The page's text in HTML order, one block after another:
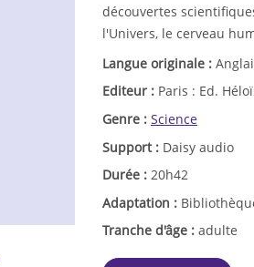
découvertes
l'Univers, le cerveau
Langue originale :
Editeur : Paris : Ed.
Genre : Science
Support : Daisy audio
Durée : 20h42
Adaptation :
Tranche d'âge : adulte